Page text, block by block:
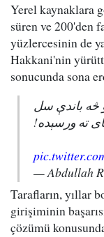
Yerel kaynaklara
süren ve 200'den
yüzlercesinin de
Hakkani'nin
sonucunda sona
څه باندې سل
ته ورسېده!
— Abdullah
Tarafların, yıllar
girişiminin
çözümü